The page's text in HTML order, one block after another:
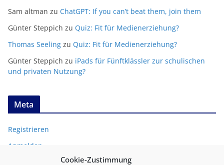
Cookie-Zustimmung
Sam altman zu ChatGPT: If you can’t beat them, join them
Günter Steppich zu Quiz: Fit für Medienerziehung?
Thomas Seeling zu Quiz: Fit für Medienerziehung?
Günter Steppich zu iPads für Fünftklässler zur schulischen
und privaten Nutzung?
Meta
Registrieren
Anmelden